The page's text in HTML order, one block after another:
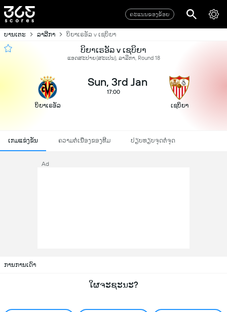
ຄະແນນຂອງຂ້ອຍ
ບານເຕະ ລາລີກາ ບິຍາເຣອັລ v ເຊບິຍາ
ບິຍາເຣອັລ v ເຊບິຍາ
ແອດສະປາຍ​(ສະເປນ), ລາລີກາ, Round 18
ບິຍາເຣອັລ
Sun, 3rd Jan
17:00
ເຊບິຍາ
ເກມແຂ່ງຂັນ ຄວາມຕໍ່ເນື່ອງຂອງທີມ ປຽບທຽບຈຸດຕໍ່ຈຸດ
Ad
ການການເດົາ
ໃຜຈະຊະນະ?